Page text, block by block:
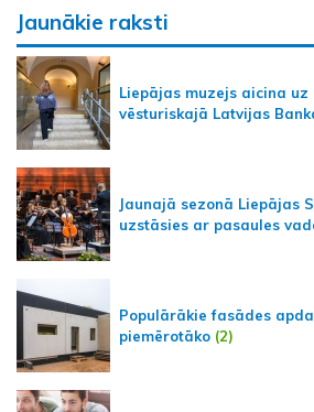
Jaunākie raksti
Liepājas muzejs aicina uz
vēsturiskajā Latvijas
Jaunajā sezonā Liepājas
uzstāsies ar pasaules
Populārākie fasādes
piemērotāko (2)